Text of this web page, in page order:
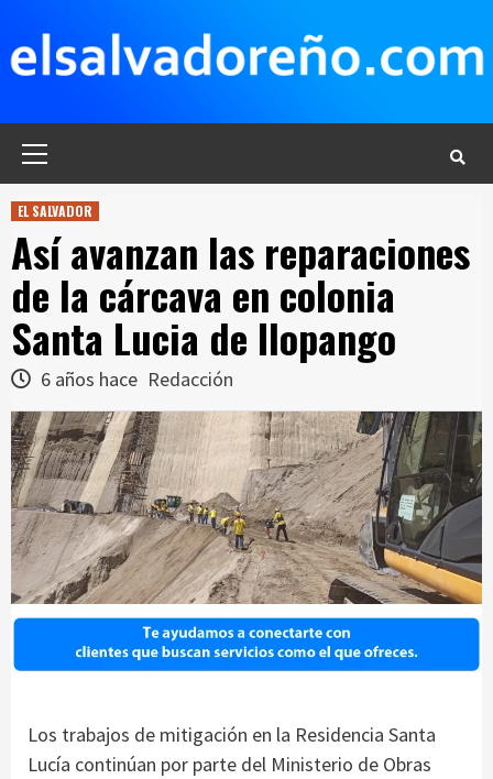
contenido
EL SALVADOR
Así avanzan las reparaciones
de la cárcava en colonia
Santa Lucia de Ilopango
6 años hace Redacción
Los trabajos de mitigación en la Residencia Santa
Lucía continúan por parte del Ministerio de Obras